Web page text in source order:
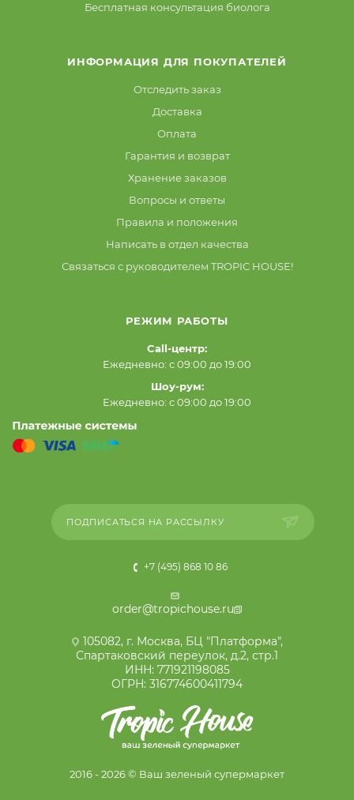
Бесплатная консультация биолога
ИНФОРМАЦИЯ ДЛЯ ПОКУПАТЕЛЕЙ
Отследить заказ
Доставка
Оплата
Гарантия и возврат
Хранение заказов
Вопросы и ответы
Правила и положения
Написать в отдел качества
Связаться с руководителем TROPIC HOUSE!
РЕЖИМ РАБОТЫ
Call-центр:
Ежедневно: с 09:00 до 19:00
Шоу-рум:
Ежедневно: с 09:00 до 19:00
ПОДПИСАТЬСЯ НА РАССЫЛКУ
+7 (495) 868 10 86
order@tropichouse.ru
105082, г. Москва, БЦ "Платформа",
Спартаковский переулок, д.2, стр.1
ИНН: 771921198085
ОГРН: 316774600411794
2016 - 2026 © Ваш зеленый супермаркет